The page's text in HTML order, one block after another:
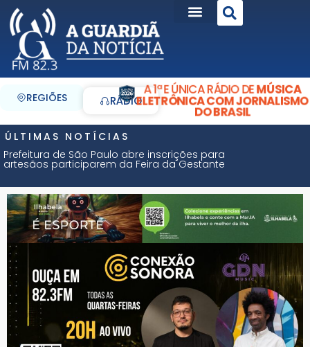
REGIÕES RÁDIO
A 1ª E ÚNICA RÁDIO DEMÚSICA
ELETRÔNICA COM JORNALISMO
DO BRASIL
ÚLTIMAS NOTÍCIAS
Prefeitura de São Paulo abre inscrições para
artesãos participarem da Feira da Gestante